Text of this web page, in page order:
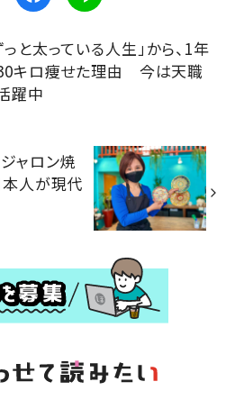
っと太っている人生」から、1年
キロ痩せた理由 今は天職
躍中
ャロン焼
人が現代